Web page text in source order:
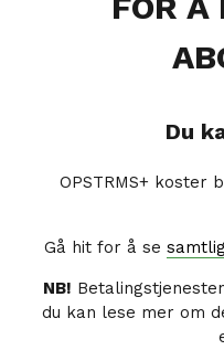
Du
OPSTRMS+ koster
Gå hit for å se
NB!
du kan lese mer om